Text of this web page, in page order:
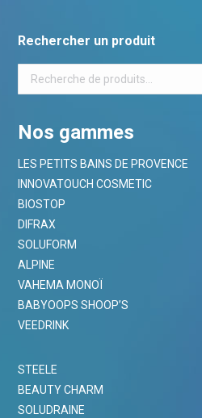
Rechercher un produit
Nos gammes
LES PETITS BAINS DE PROVENCE
INNOVATOUCH COSMETIC
BIOSTOP
DIFRAX
SOLUFORM
ALPINE
VAHEMA MONOÏ
BABYOOPS SHOOP’S
VEEDRINK
STEELE
BEAUTY CHARM
SOLUDRAINE